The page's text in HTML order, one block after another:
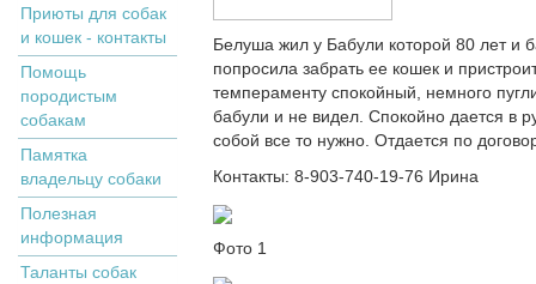
Приюты для собак
и кошек - контакты
Помощь
породистым
собакам
Памятка
владельцу собаки
Полезная
информация
Таланты собак
Белуша жил у Бабули которой 80 лет и
попросила забрать ее кошек и
темпераменту спокойный, немного
бабули и не видел. Спокойно дается в
собой все то нужно. Отдается по
Контакты: 8-903-740-19-76 Ирина
Фото 1